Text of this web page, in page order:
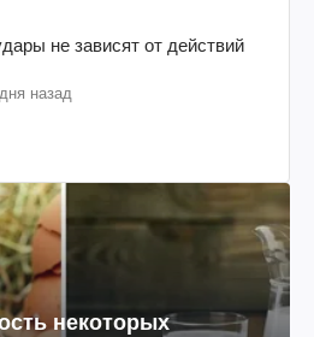
не зависят от действий
назад
некоторых